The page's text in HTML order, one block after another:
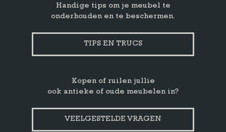
Handige tips om je meubel te
onderhouden en te beschermen.
TIPS EN TRUCS
Kopen of ruilen jullie
ook antieke of oude meubelen in?
VEELGESTELDE VRAGEN